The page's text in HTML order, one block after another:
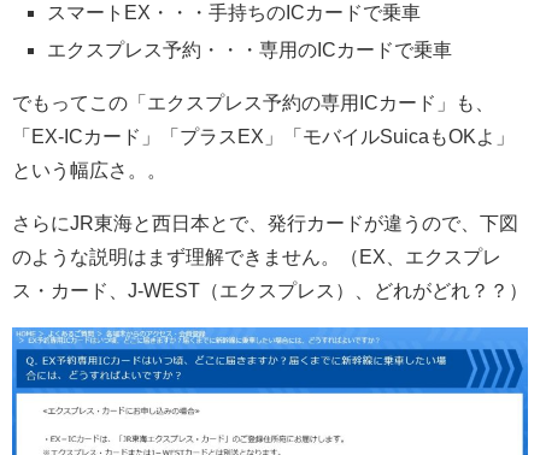
スマートEX・・・手持ちのICカードで乗車
エクスプレス予約・・・専用のICカードで乗車
でもってこの「エクスプレス予約の専用ICカード」も、
「EX-ICカード」「プラスEX」「モバイルSuicaもOKよ」
という幅広さ。。
さらにJR東海と西日本とで、発行カードが違うので、下図
のような説明はまず理解できません。（EX、エクスプレ
ス・カード、J-WEST（エクスプレス）、どれがどれ？？）